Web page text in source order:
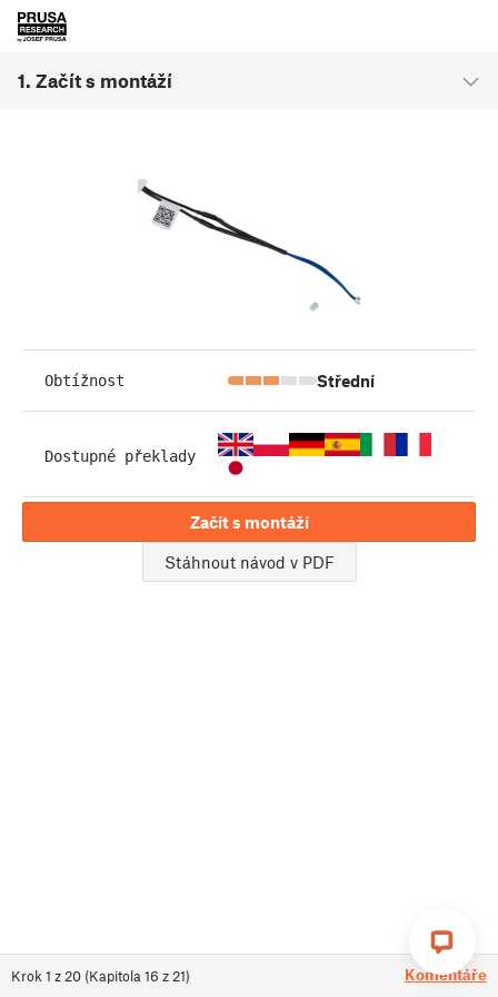
1. Začít s montáží
Krok 1 z 20 (Kapitola 16 z 21) Komentáře
Obtížnost Střední
Dostupné překlady
Začít s montáží
Stáhnout návod v PDF